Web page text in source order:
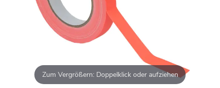
Zum Vergrößern: Doppelklick oder aufziehen